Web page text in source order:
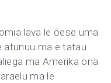
lava le ōese uma
atunuu ma e tatau
ma Amerika ona
ma le